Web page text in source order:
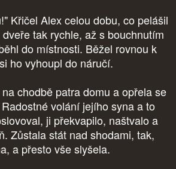
Křičel Alex celou dobu, co pelášil
tak rychle, až s bouchnutím
do místnosti. Běžel rovnou k
ho vyhoupl do náručí.
chodbě patra domu a opřela se
volání jejího syna a to
ji překvapilo, naštvalo a
Zůstala stát nad shodami, tak,
a přesto vše slyšela.